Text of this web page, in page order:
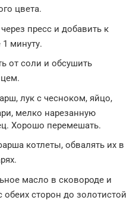
цвета.
пресс и добавить к
минуту.
от соли и обсушить
лук с чесноком, яйцо,
мелко нарезанную
Хорошо перемешать.
котлеты, обвалять их в
масло в сковороде и
обеих сторон до золотистой